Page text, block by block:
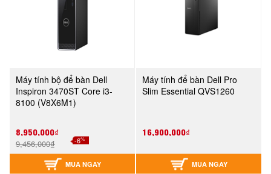
Máy tính bộ để bàn Dell
Inspiron 3470ST Core i3-
8100 (V8X6M1)
8,950,000₫
9,456,000₫ -6%
MUA NGAY
Máy tính để bàn Dell Pro
Slim Essential QVS1260
16,900,000₫
MUA NGAY